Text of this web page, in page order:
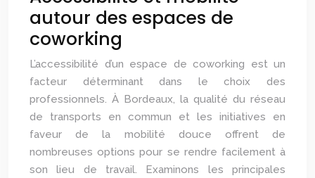
autour des espaces de
coworking
L’accessibilité d’un espace de coworking est un
facteur déterminant dans le choix des
professionnels. À Bordeaux, la qualité du réseau
de transports en commun et les initiatives en
faveur de la mobilité douce offrent de
nombreuses options pour se rendre facilement à
son lieu de travail. Examinons les principales